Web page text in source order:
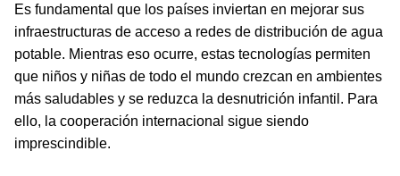
Es fundamental que los países inviertan en mejorar sus
infraestructuras de acceso a redes de distribución de agua
potable. Mientras eso ocurre, estas tecnologías permiten
que niños y niñas de todo el mundo crezcan en ambientes
más saludables y se reduzca la desnutrición infantil. Para
ello, la cooperación internacional sigue siendo
imprescindible.